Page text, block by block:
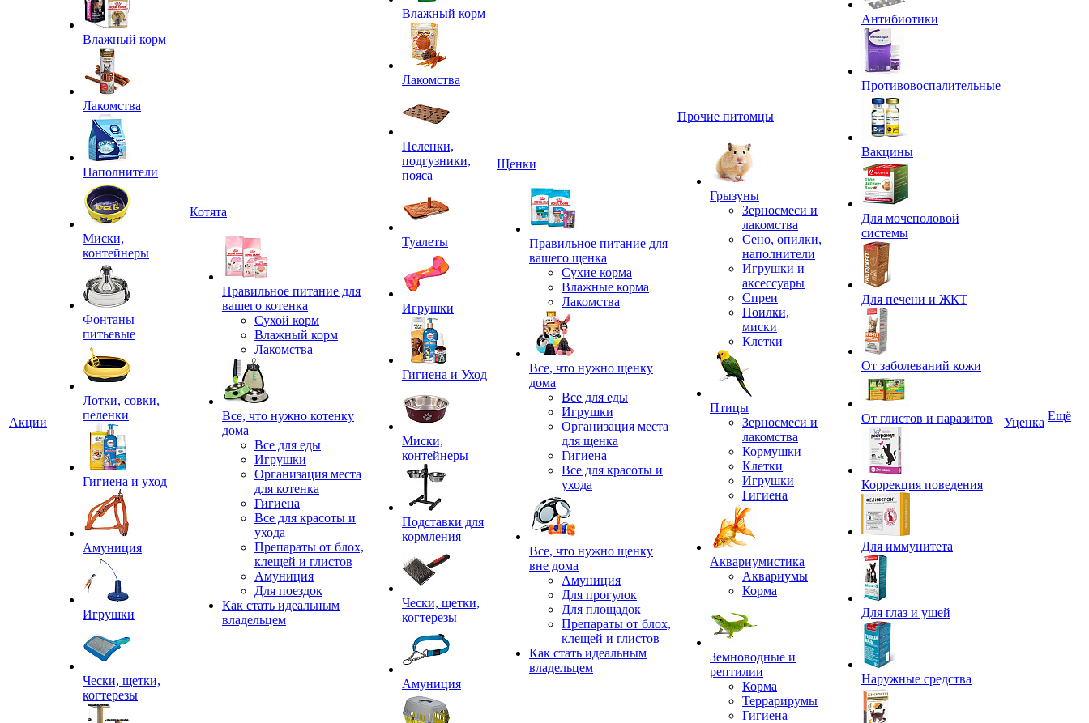
Акции
Влажный корм
Лакомства
Наполнители
Миски,
контейнеры
Фонтаны
питьевые
Лотки, совки,
пеленки
Гигиена и уход
Амуниция
Игрушки
Чески, щетки,
когтерезы
Котята
Правильное питание для
вашего котенка
Сухой корм
Влажный корм
Лакомства
Все, что нужно котенку
дома
Все для еды
Игрушки
Организация места
для котенка
Гигиена
Все для красоты и
ухода
Препараты от блох,
клещей и глистов
Амуниция
Для поездок
Как стать идеальным
владельцем
Влажный корм
Лакомства
Пеленки,
подгузники,
пояса
Туалеты
Игрушки
Гигиена и Уход
Миски,
контейнеры
Подставки для
кормления
Чески, щетки,
когтерезы
Амуниция
Щенки
Правильное питание для
вашего щенка
Сухие корма
Влажные корма
Лакомства
Все, что нужно щенку
дома
Все для еды
Игрушки
Организация места
для щенка
Гигиена
Все для красоты и
ухода
Все, что нужно щенку
вне дома
Амуниция
Для прогулок
Для площадок
Препараты от блох,
клещей и глистов
Как стать идеальным
владельцем
Прочие питомцы
Грызуны
Зерносмеси и
лакомства
Сено, опилки,
наполнители
Игрушки и
аксессуары
Спреи
Поилки,
миски
Клетки
Птицы
Зерносмеси и
лакомства
Кормушки
Клетки
Игрушки
Гигиена
Аквариумистика
Аквариумы
Корма
Земноводные и
рептилии
Корма
Террарирумы
Гигиена
Антибиотики
Противовоспалительные
Вакцины
Для мочеполовой
системы
Для печени и ЖКТ
От заболеваний кожи
От глистов и паразитов
Коррекция поведения
Для иммунитета
Для глаз и ушей
Наружные средства
Уценка Ещё